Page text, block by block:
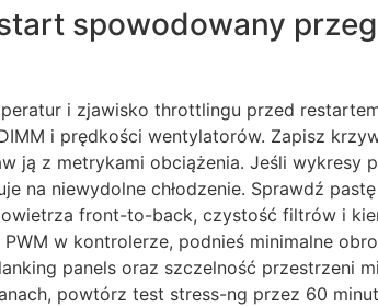
spowodowany
i zjawisko throttlingu przed
i prędkości wentylatorów. Zapisz
ją z metrykami obciążenia. Jeśli wykresy
na niewydolne chłodzenie. Sprawdź
front-to-back, czystość filtrów i
w kontrolerze, podnieś minimalne
panels oraz szczelność przestrzeni
powtórz test stress-ng przez 60